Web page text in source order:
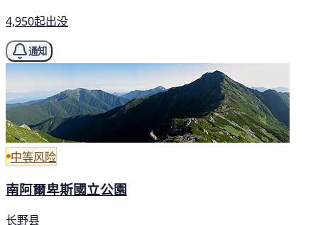
4,950起出没
通知
中等风险
南阿爾卑斯國立公園
长野县